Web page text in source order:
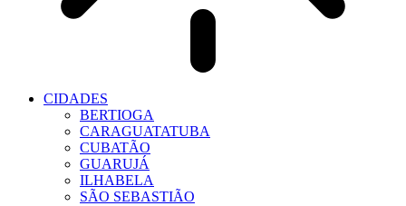
CIDADES
BERTIOGA
CARAGUATATUBA
CUBATÃO
GUARUJÁ
ILHABELA
SÃO SEBASTIÃO